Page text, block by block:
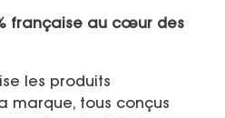
française au cœur des
les produits
marque, tous conçus